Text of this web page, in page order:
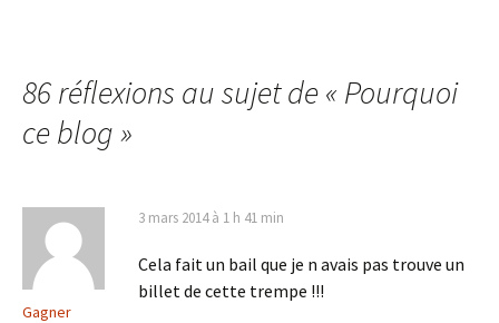
86 réflexions au sujet de « Pourquoi
ce blog»
Gagner
3 mars 2014 à 1 h 41 min
Cela fait un bail que je n avais pas trouve un
billet de cette trempe !!!